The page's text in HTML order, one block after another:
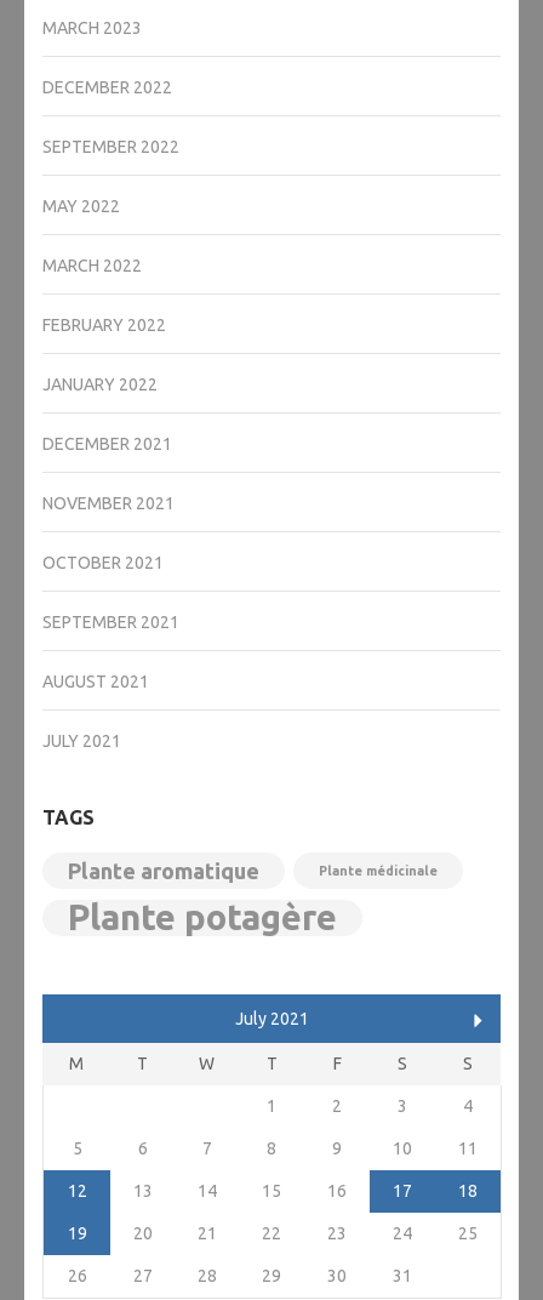
MARCH 2023
DECEMBER 2022
SEPTEMBER 2022
MAY 2022
MARCH 2022
FEBRUARY 2022
JANUARY 2022
DECEMBER 2021
NOVEMBER 2021
OCTOBER 2021
SEPTEMBER 2021
AUGUST 2021
JULY 2021
TAGS
Plante aromatique Plante médicinale
Plante potagère
July 2021
M T W T F S S
1 2 3 4
5 6 7 8 9 10 11
12 13 14 15 16 17 18
19 20 21 22 23 24 25
26 27 28 29 30 31